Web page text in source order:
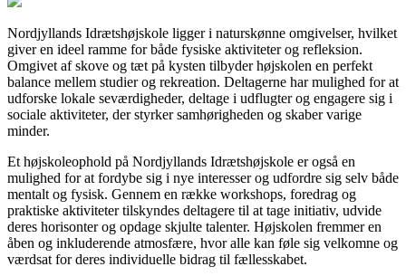
Nordjyllands Idrætshøjskole ligger i naturskønne omgivelser, hvilket
giver en ideel ramme for både fysiske aktiviteter og refleksion.
Omgivet af skove og tæt på kysten tilbyder højskolen en perfekt
balance mellem studier og rekreation. Deltagerne har mulighed for at
udforske lokale seværdigheder, deltage i udflugter og engagere sig i
sociale aktiviteter, der styrker samhørigheden og skaber varige
minder.
Et højskoleophold på Nordjyllands Idrætshøjskole er også en
mulighed for at fordybe sig i nye interesser og udfordre sig selv både
mentalt og fysisk. Gennem en række workshops, foredrag og
praktiske aktiviteter tilskyndes deltagere til at tage initiativ, udvide
deres horisonter og opdage skjulte talenter. Højskolen fremmer en
åben og inkluderende atmosfære, hvor alle kan føle sig velkomne og
værdsat for deres individuelle bidrag til fællesskabet.